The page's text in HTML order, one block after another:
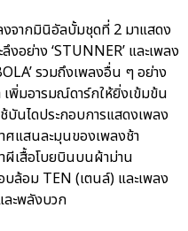
งจากมินิอัลบั้มชุดที่ 2 มาแสดง
อย่าง ‘STUNNER’ และเพลง
รวมถึงเพลงอื่น ๆ อย่าง
เพิ่มอารมณ์ดาร์กให้ยิ่งเข้มข้น
บันไดประกอบการแสดงเพลง
ศแสนละมุนของเพลงช้า
ผีเสื้อโบยบินบนผ้าม่าน
บล้อม TEN (เตนล์) และเพลง
ละพลังบวก